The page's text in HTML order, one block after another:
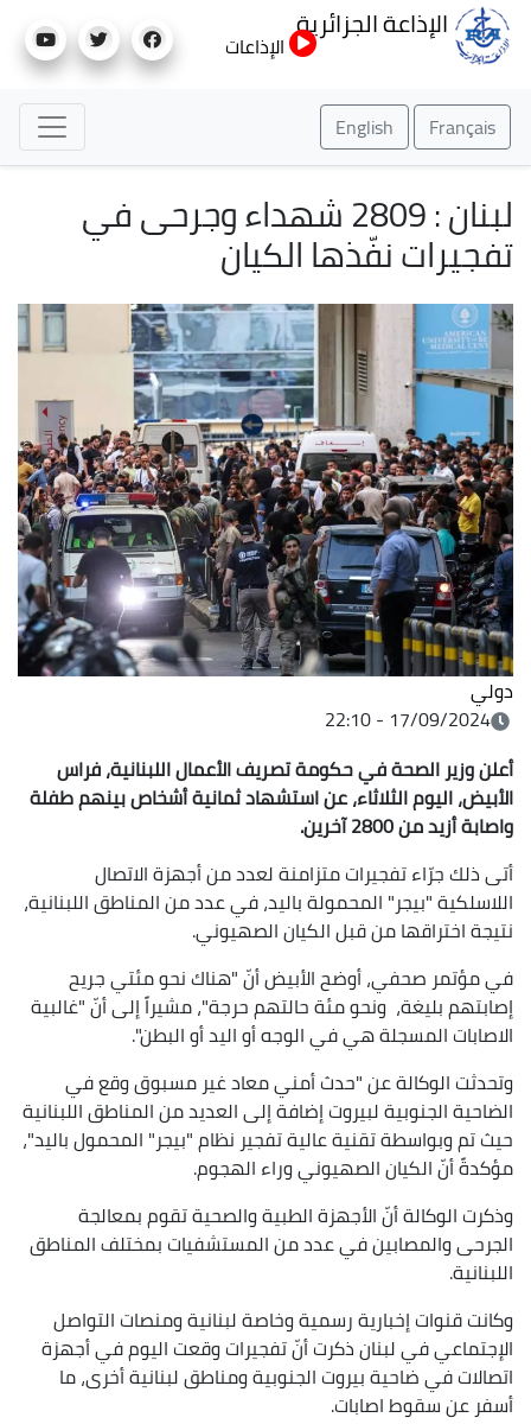
إلى
الإذاعة الجزائرية
الإذاعات
Français
English
لبنان : 2809 شهداء وجرحى في
تفجيرات نفّذها الكيان
دولي
17/09/2024 - 22:10
أعلن وزير الصحة في حكومة تصريف الأعمال اللبنانية، فراس
الأبيض، اليوم الثلاثاء، عن استشهاد ثمانية أشخاص بينهم طفلة
واصابة أزيد من 2800 آخرين.
أتى ذلك جرّاء تفجيرات متزامنة لعدد ‏من أجهزة الاتصال
اللاسلكية "بيجر" المحمولة باليد، في عدد من المناطق اللبنانية،
نتيجة اختراقها من قبل الكيان الصهيوني.
في مؤتمر صحفي، أوضح الأبيض أنّ "هناك نحو مئتي جريح
إصابتهم بليغة، ونحو مئة حالتهم حرجة"، مشيراً إلى أنّ "غالبية
الاصابات المسجلة هي في الوجه أو اليد أو البطن".
وتحدثت الوكالة عن "حدث أمني معاد غير مسبوق وقع في
الضاحية الجنوبية لبيروت إضافة إلى العديد من المناطق اللبنانية
حيث تم وبواسطة تقنية عالية تفجير نظام "بيجر" المحمول باليد"،
مؤكدةً أنّ الكيان الصهيوني وراء الهجوم.
‏وذكرت الوكالة أنّ الأجهزة الطبية والصحية تقوم بمعالجة
الجرحى ‌‏والمصابين في عدد من المستشفيات بمختلف المناطق
اللبنانية.
وكانت قنوات إخبارية رسمية وخاصة لبنانية ومنصات التواصل
الإجتماعي في لبنان ذكرت أنّ تفجيرات وقعت اليوم في أجهزة
اتصالات في ضاحية بيروت الجنوبية ومناطق لبنانية أخرى، ما
أسفر عن سقوط اصابات.